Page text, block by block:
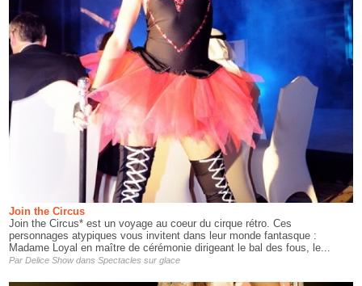
Join the Circus
Join the Circus* est un voyage au coeur du cirque rétro. Ces
personnages atypiques vous invitent dans leur monde fantasque :
Madame Loyal en maître de cérémonie dirigeant le bal des fous, le...
Par Delice Showdans Spectacles sur glace